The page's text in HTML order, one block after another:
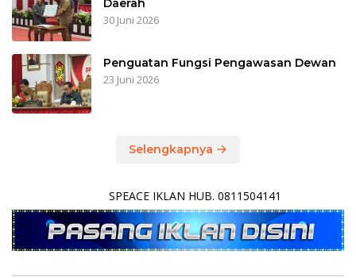
Daerah
30 Juni 2026
Penguatan Fungsi Pengawasan Dewan
23 Juni 2026
Selengkapnya
SPEACE IKLAN HUB. 0811504141